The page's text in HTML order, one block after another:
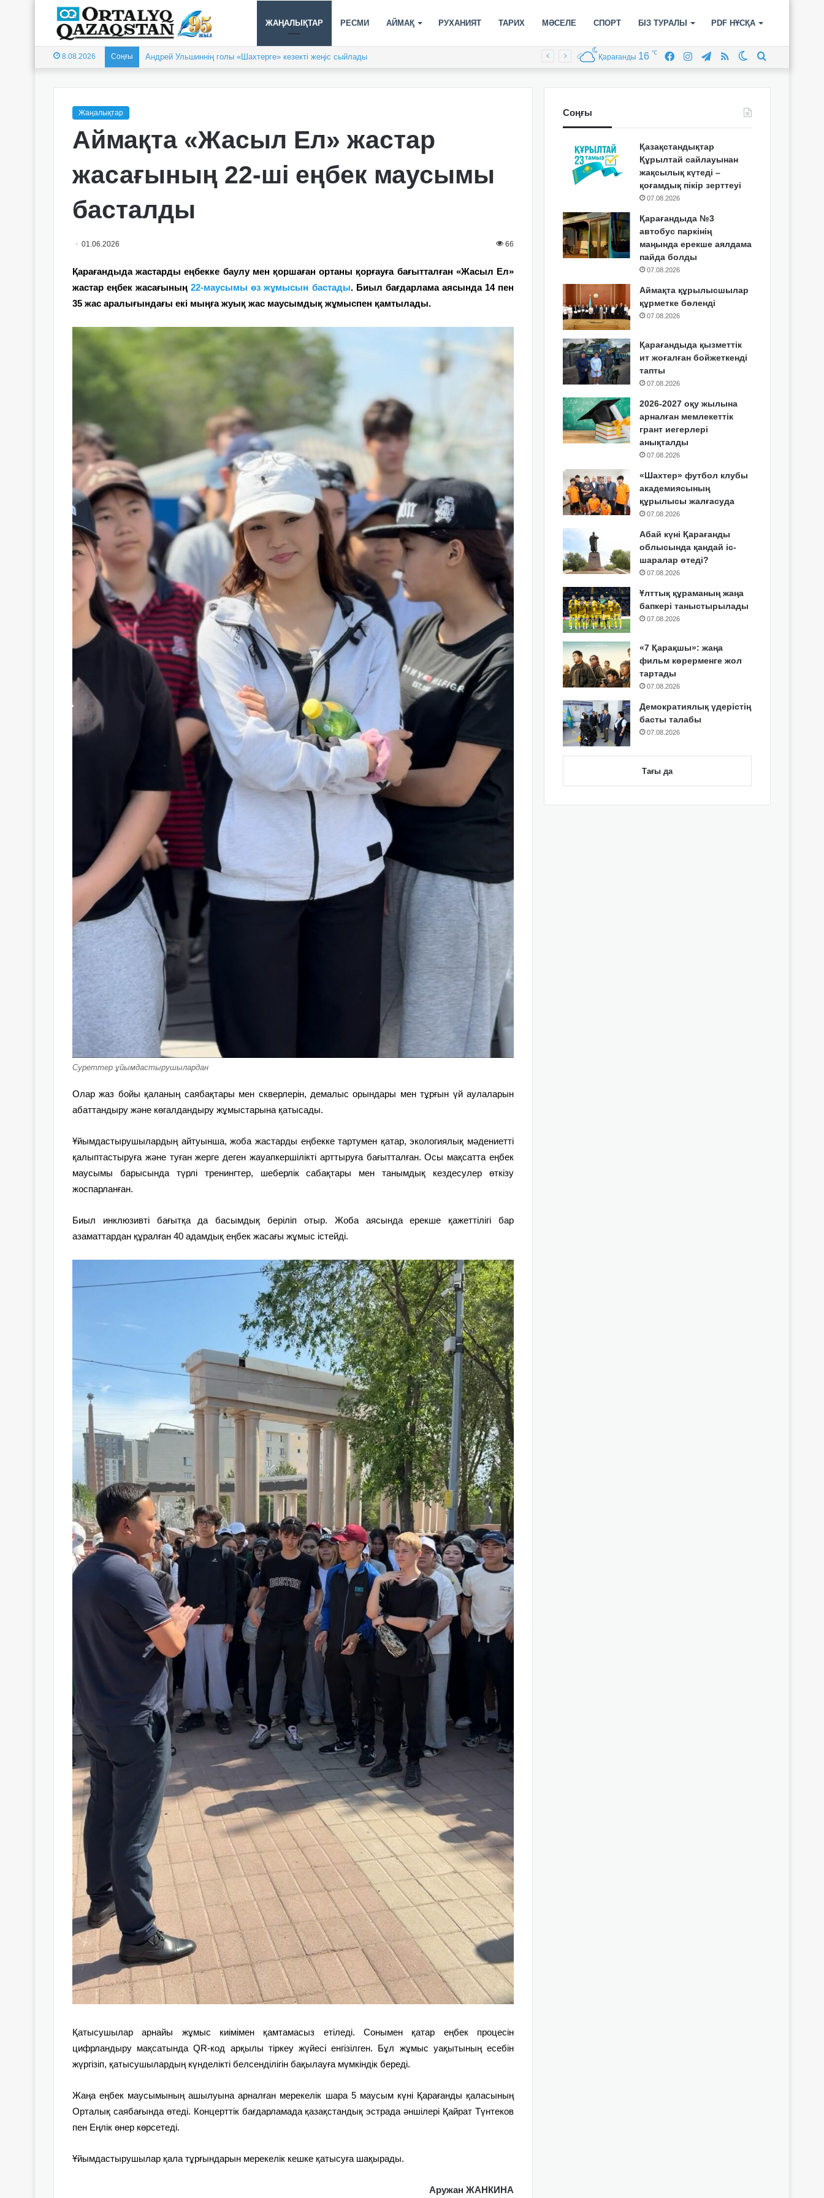
ЖАҢАЛЫҚТАР РЕСМИ АЙМАҚ РУХАНИЯТ ТАРИХ МӘСЕЛЕ СПОРТ БІЗ ТУРАЛЫ PDF НҰСҚА
8.08.2026 Соңғы Балқашта облыстық «Арай-2026» XIX спартакиадасы басталды Switch
RSS
Telegram
Instagram
Facebook
Қарағанды 16 ℃
Жаңалықтар
Аймақта «Жасыл Ел» жастар
жасағының 22-ші еңбек маусымы
басталды
01.06.2026 66
Қарағандыда жастарды еңбекке баулу мен қоршаған ортаны қорғауға бағытталған «Жасыл Ел»
жастар еңбек жасағының22-маусымы өз жұмысын бастады. Биыл бағдарлама аясында 14 пен
35 жас аралығындағы екі мыңға жуық жас маусымдық жұмыспен қамтылады.
Суреттер ұйымдастырушылардан
Олар жаз бойы қаланың саябақтары мен скверлерін, демалыс орындары мен тұрғын үй аулаларын
абаттандыру және көгалдандыру жұмыстарына қатысады.
Ұйымдастырушылардың айтуынша, жоба жастарды еңбекке тартумен қатар, экологиялық мәдениетті
қалыптастыруға және туған жерге деген жауапкершілікті арттыруға бағытталған. Осы мақсатта еңбек
маусымы барысында түрлі тренингтер, шеберлік сабақтары мен танымдық кездесулер өткізу
жоспарланған.
Биыл инклюзивті бағытқа да басымдық беріліп отыр. Жоба аясында ерекше қажеттілігі бар
азаматтардан құралған 40 адамдық еңбек жасағы жұмыс істейді.
Қатысушылар арнайы жұмыс киімімен қамтамасыз етіледі. Сонымен қатар еңбек процесін
цифрландыру мақсатында QR-код арқылы тіркеу жүйесі енгізілген. Бұл жұмыс уақытының есебін
жүргізіп, қатысушылардың күнделікті белсенділігін бақылауға мүмкіндік береді.
Жаңа еңбек маусымының ашылуына арналған мерекелік шара 5 маусым күні Қарағанды қаласының
Орталық саябағында өтеді. Концерттік бағдарламада қазақстандық эстрада әншілері Қайрат Түнтеков
пен Еңлік өнер көрсетеді.
Ұйымдастырушылар қала тұрғындарын мерекелік кешке қатысуға шақырады.
Аружан ЖАНКИНА
Соңғы
Қазақстандықтар
Құрылтай сайлауынан
жақсылық күтеді –
қоғамдық пікір зерттеуі
07.08.2026
Қарағандыда №3
автобус паркінің
маңында ерекше аялдама
пайда болды
07.08.2026
Аймақта құрылысшылар
құрметке бөленді
07.08.2026
Қарағандыда қызметтік
ит жоғалған бойжеткенді
тапты
07.08.2026
2026-2027 оқу жылына
арналған мемлекеттік
грант иегерлері
анықталды
07.08.2026
«Шахтер» футбол клубы
академиясының
құрылысы жалғасуда
07.08.2026
Абай күні Қарағанды
облысында қандай іс-
шаралар өтеді?
07.08.2026
Ұлттық құраманың жаңа
бапкері таныстырылады
07.08.2026
«7 Қарақшы»: жаңа
фильм көрерменге жол
тартады
07.08.2026
Демократиялық үдерістің
басты талабы
07.08.2026
Тағы да